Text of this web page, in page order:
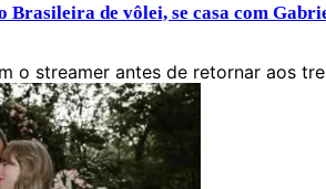
Brasileira de vôlei, se casa com
o streamer antes de retornar aos